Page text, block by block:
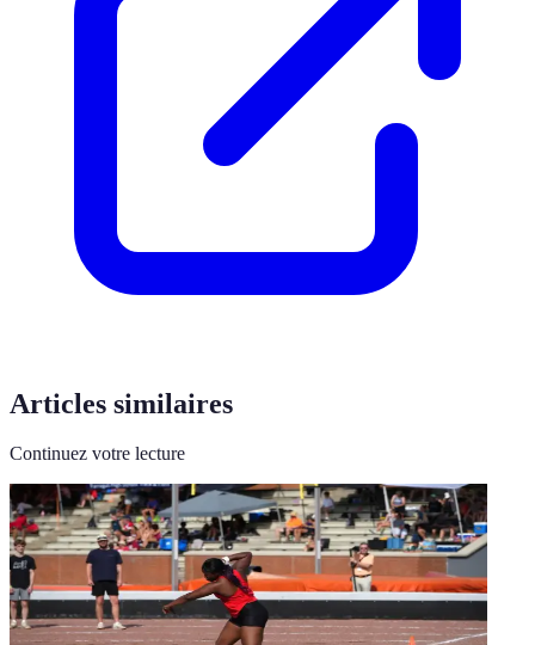
Articles similaires
Continuez votre lecture